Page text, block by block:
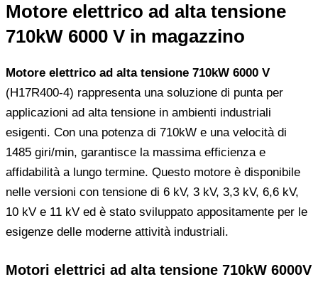
Motore elettrico ad alta tensione
710kW 6000 V in magazzino
Motore elettrico ad alta tensione 710kW 6000 V
(H17R400-4) rappresenta una soluzione di punta per
applicazioni ad alta tensione in ambienti industriali
esigenti. Con una potenza di 710kW e una velocità di
1485 giri/min, garantisce la massima efficienza e
affidabilità a lungo termine. Questo motore è disponibile
nelle versioni con tensione di 6 kV, 3 kV, 3,3 kV, 6,6 kV,
10 kV e 11 kV ed è stato sviluppato appositamente per le
esigenze delle moderne attività industriali.
Motori elettrici ad alta tensione 710kW 6000V